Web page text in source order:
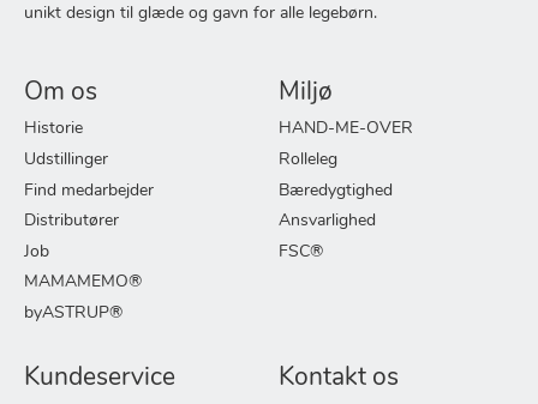
unikt design til glæde og gavn for alle legebørn.
Om os
Historie
Udstillinger
Find medarbejder
Distributører
Job
MAMAMEMO®
byASTRUP®
Miljø
HAND-ME-OVER
Rolleleg
Bæredygtighed
Ansvarlighed
FSC®
Kundeservice Kontakt os